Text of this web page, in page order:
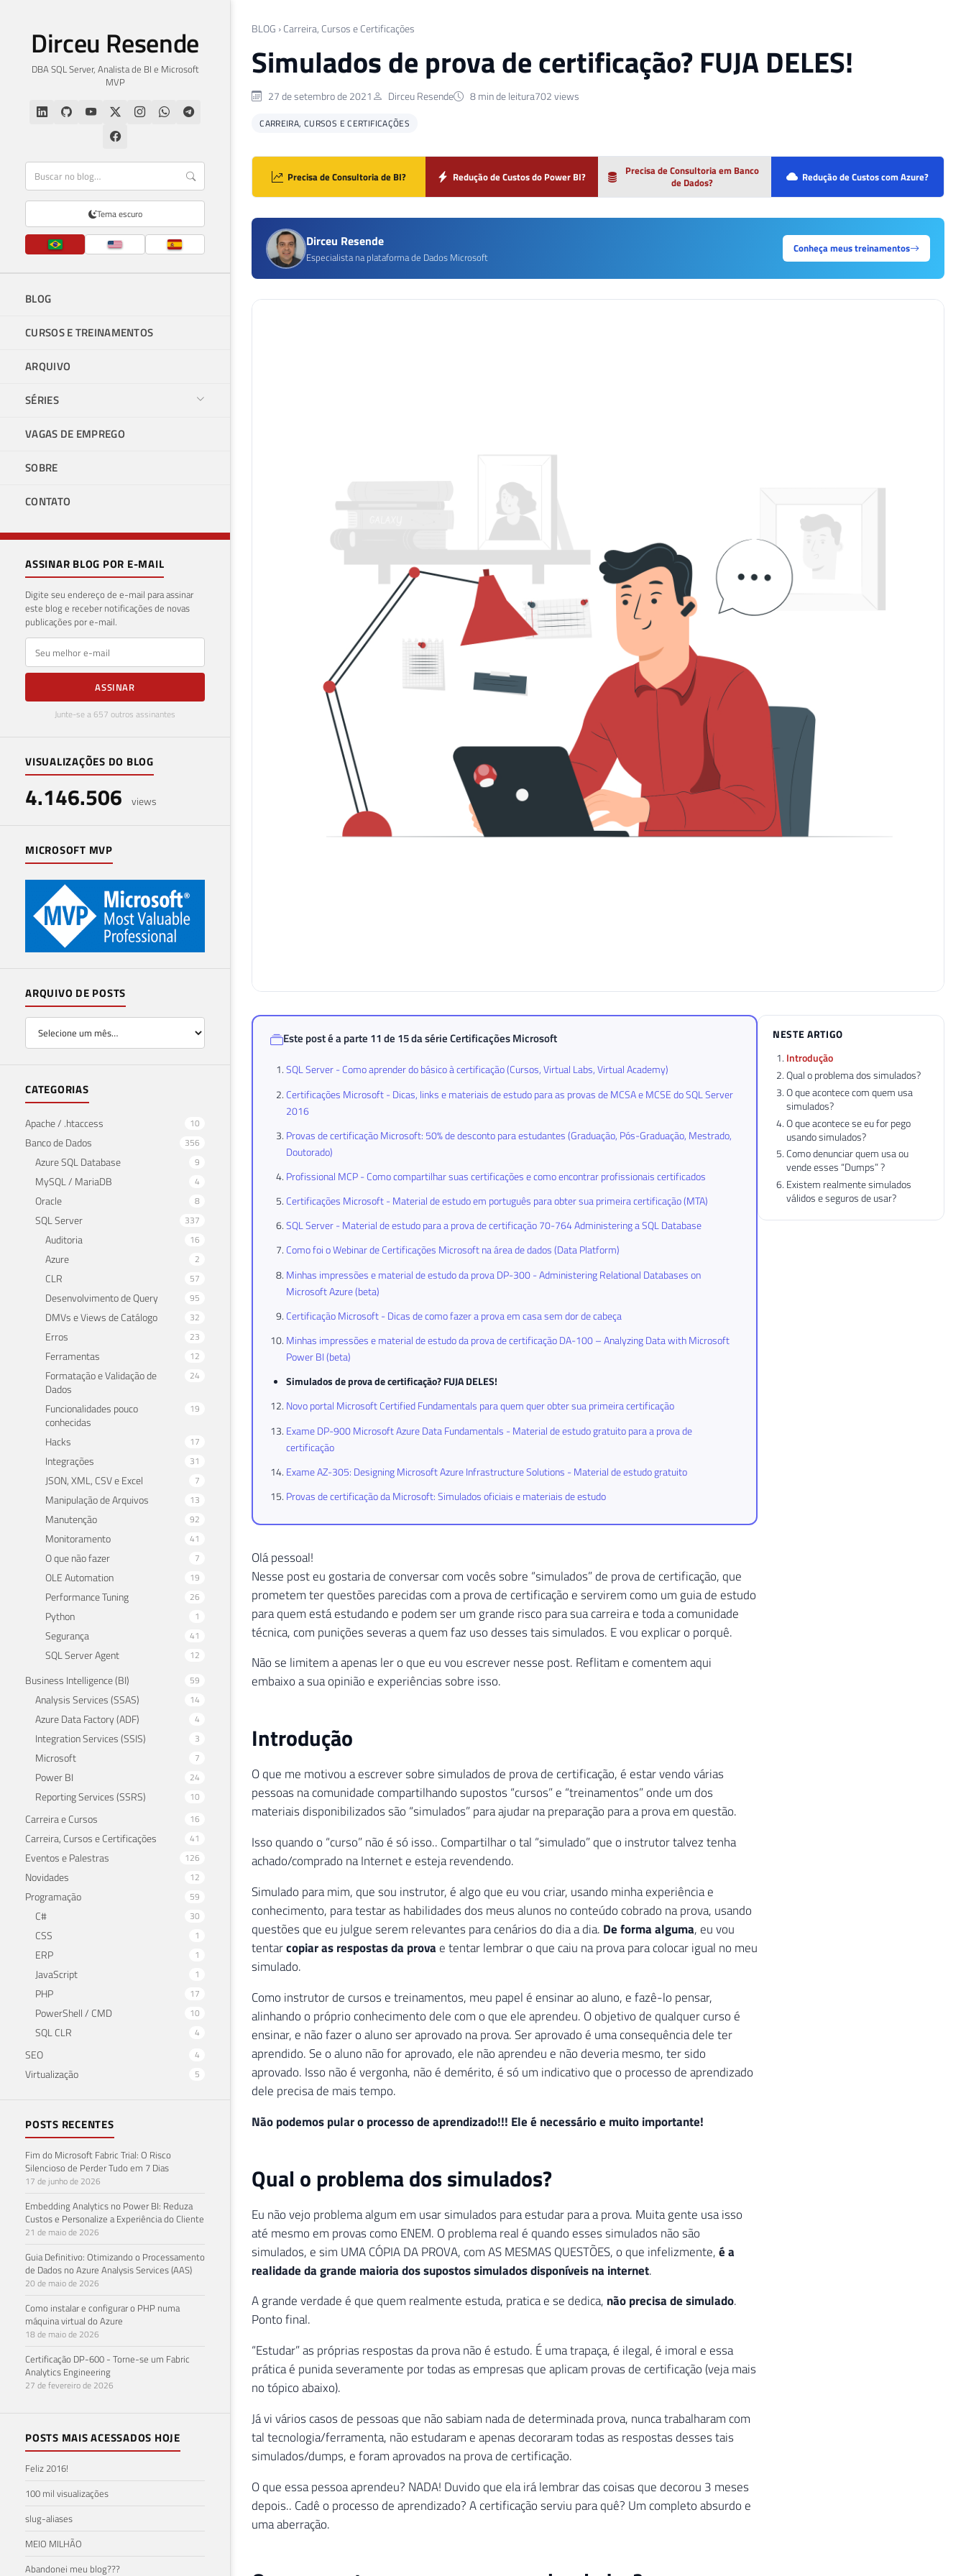
Dirceu Resende
DBA SQL Server, Analista de BI e Microsoft
MVP
Tema escuro
BLOG
CURSOS E TREINAMENTOS
ARQUIVO
SÉRIES
VAGAS DE EMPREGO
SOBRE
CONTATO
ASSINAR BLOG POR E-MAIL
Digite seu endereço de e-mail para assinar
este blog e receber notificações de novas
publicações por e-mail.
E-mail
ASSINAR
Junte-se a 657 outros assinantes
VISUALIZAÇÕES DO BLOG
4.146.506 views
MICROSOFT MVP
ARQUIVO DE POSTS
CATEGORIAS
Apache / .htaccess 10
Banco de Dados 356
Azure SQL Database 9
MySQL / MariaDB 4
Oracle 8
SQL Server 337
Auditoria 16
Azure 2
CLR 57
Desenvolvimento de Query 95
DMVs e Views de Catálogo 32
Erros 23
Ferramentas 12
Formatação e Validação de
Dados
24
Funcionalidades pouco
conhecidas
19
Hacks 17
Integrações 31
JSON, XML, CSV e Excel 7
Manipulação de Arquivos 13
Manutenção 92
Monitoramento 41
O que não fazer 7
OLE Automation 19
Performance Tuning 26
Python 1
Segurança 41
SQL Server Agent 12
Business Intelligence (BI) 59
Analysis Services (SSAS) 14
Azure Data Factory (ADF) 4
Integration Services (SSIS) 3
Microsoft 7
Power BI 24
Reporting Services (SSRS) 10
Carreira e Cursos 16
Carreira, Cursos e Certificações 41
Eventos e Palestras 126
Novidades 12
Programação 59
C# 30
CSS 1
ERP 1
JavaScript 1
PHP 17
PowerShell / CMD 10
SQL CLR 4
SEO 4
Virtualização 5
POSTS RECENTES
Fim do Microsoft Fabric Trial: O Risco
Silencioso de Perder Tudo em 7 Dias
17 de junho de 2026
Embedding Analytics no Power BI: Reduza
Custos e Personalize a Experiência do Cliente
21 de maio de 2026
Guia Definitivo: Otimizando o Processamento
de Dados no Azure Analysis Services (AAS)
20 de maio de 2026
Como instalar e configurar o PHP numa
máquina virtual do Azure
18 de maio de 2026
Certificação DP-600 - Torne-se um Fabric
Analytics Engineering
27 de fevereiro de 2026
POSTS MAIS ACESSADOS HOJE
Feliz 2016!
100 mil visualizações
slug-aliases
MEIO MILHÃO
Abandonei meu blog???
BLOG › Carreira, Cursos e Certificações
Simulados de prova de certificação? FUJA DELES!
27 de setembro de 2021 Dirceu Resende 8 min de leitura702 views
CARREIRA, CURSOS E CERTIFICAÇÕES
Precisa de Consultoria de BI? Redução de Custos do Power BI?
Precisa de Consultoria em Banco
de Dados?
Redução de Custos com Azure?
Dirceu Resende
Especialista na plataforma de Dados Microsoft
Conheça meus treinamentos
Este post é a parte 11 de 15 da sérieCertificações Microsoft
SQL Server - Como aprender do básico à certificação (Cursos, Virtual Labs, Virtual Academy)
Certificações Microsoft - Dicas, links e materiais de estudo para as provas de MCSA e MCSE do SQL Server
2016
Provas de certificação Microsoft: 50% de desconto para estudantes (Graduação, Pós-Graduação, Mestrado,
Doutorado)
Profissional MCP - Como compartilhar suas certificações e como encontrar profissionais certificados
Certificações Microsoft - Material de estudo em português para obter sua primeira certificação (MTA)
SQL Server - Material de estudo para a prova de certificação 70-764 Administering a SQL Database
Como foi o Webinar de Certificações Microsoft na área de dados (Data Platform)
Minhas impressões e material de estudo da prova DP-300 - Administering Relational Databases on
Microsoft Azure (beta)
Certificação Microsoft - Dicas de como fazer a prova em casa sem dor de cabeça
Minhas impressões e material de estudo da prova de certificação DA-100 – Analyzing Data with Microsoft
Power BI (beta)
Simulados de prova de certificação? FUJA DELES!
Novo portal Microsoft Certified Fundamentals para quem quer obter sua primeira certificação
Exame DP-900 Microsoft Azure Data Fundamentals - Material de estudo gratuito para a prova de
certificação
Exame AZ-305: Designing Microsoft Azure Infrastructure Solutions - Material de estudo gratuito
Provas de certificação da Microsoft: Simulados oficiais e materiais de estudo
Olá pessoal!
Nesse post eu gostaria de conversar com vocês sobre “simulados” de prova de certificação, que
prometem ter questões parecidas com a prova de certificação e servirem como um guia de estudo
para quem está estudando e podem ser um grande risco para sua carreira e toda a comunidade
técnica, com punições severas a quem faz uso desses tais simulados. E vou explicar o porquê.
Não se limitem a apenas ler o que eu vou escrever nesse post. Reflitam e comentem aqui
embaixo a sua opinião e experiências sobre isso.
Introdução
O que me motivou a escrever sobre simulados de prova de certificação, é estar vendo várias
pessoas na comunidade compartilhando supostos “cursos” e “treinamentos” onde um dos
materiais disponibilizados são “simulados” para ajudar na preparação para a prova em questão.
Isso quando o “curso” não é só isso.. Compartilhar o tal “simulado” que o instrutor talvez tenha
achado/comprado na Internet e esteja revendendo.
Simulado para mim, que sou instrutor, é algo que eu vou criar, usando minha experiência e
conhecimento, para testar as habilidades dos meus alunos no conteúdo cobrado na prova, usando
questões que eu julgue serem relevantes para cenários do dia a dia. De forma alguma, eu vou
tentarcopiar as respostas da prova e tentar lembrar o que caiu na prova para colocar igual no meu
simulado.
Como instrutor de cursos e treinamentos, meu papel é ensinar ao aluno, e fazê-lo pensar,
alinhando o próprio conhecimento dele com o que ele aprendeu. O objetivo de qualquer curso é
ensinar, e não fazer o aluno ser aprovado na prova. Ser aprovado é uma consequência dele ter
aprendido. Se o aluno não for aprovado, ele não aprendeu e não deveria mesmo, ter sido
aprovado. Isso não é vergonha, não é demérito, é só um indicativo que o processo de aprendizado
dele precisa de mais tempo.
Não podemos pular o processo de aprendizado!!! Ele é necessário e muito importante!
Qual o problema dos simulados?
Eu não vejo problema algum em usar simulados para estudar para a prova. Muita gente usa isso
até mesmo em provas como ENEM. O problema real é quando esses simulados não são
simulados, e sim UMA CÓPIA DA PROVA, com AS MESMAS QUESTÕES, o que infelizmente,é a
realidade da grande maioria dos supostos simulados disponíveis na internet.
A grande verdade é que quem realmente estuda, pratica e se dedica, não precisa de simulado.
Ponto final.
“Estudar” as próprias respostas da prova não é estudo. É uma trapaça, é ilegal, é imoral e essa
prática é punida severamente por todas as empresas que aplicam provas de certificação (veja mais
no tópico abaixo).
Já vi vários casos de pessoas que não sabiam nada de determinada prova, nunca trabalharam com
tal tecnologia/ferramenta, não estudaram e apenas decoraram todas as respostas desses tais
simulados/dumps, e foram aprovados na prova de certificação.
O que essa pessoa aprendeu? NADA! Duvido que ela irá lembrar das coisas que decorou 3 meses
depois.. Cadê o processo de aprendizado? A certificação serviu para quê? Um completo absurdo e
uma aberração.
NESTE ARTIGO
Introdução
Qual o problema dos simulados?
O que acontece com quem usa
simulados?
O que acontece se eu for pego
usando simulados?
Como denunciar quem usa ou
vende esses “Dumps” ?
Existem realmente simulados
válidos e seguros de usar?